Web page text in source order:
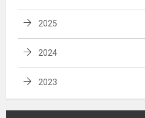
2025
2024
2023